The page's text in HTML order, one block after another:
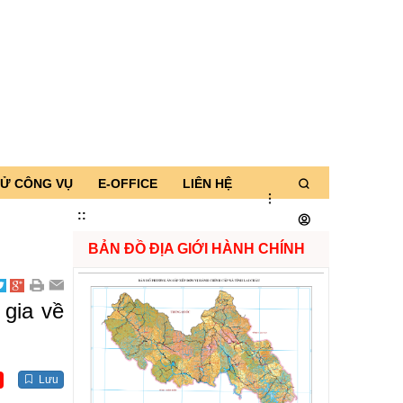
CÔNG VỤ E-OFFICE LIÊN HỆ
::
về
Lưu
BẢN ĐỒ ĐỊA GIỚI HÀNH CHÍNH